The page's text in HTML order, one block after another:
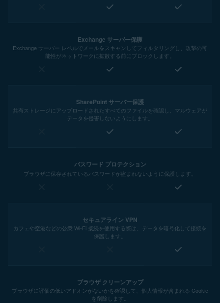
Exchange サーバー保護
Exchange サーバー レベルでメールをスキャンしてフィルタリングし、攻撃の可
能性がネットワークに拡散する前にブロックします。
SharePoint サーバー保護
共有ストレージにアップロードされたすべてのファイルを確認し、マルウェアが
データを侵害しないようにします。
パスワード プロテクション
ブラウザに保存されているパスワードが盗まれないように保護します。
セキュアライン VPN
カフェや空港などの公衆 Wi-Fi 接続を使用する際は、データを暗号化して接続を
保護します。
ブラウザ クリーンアップ
ブラウザに評価の低いアドオンがないかを確認して、個人情報が含まれる Cookie
を削除します。